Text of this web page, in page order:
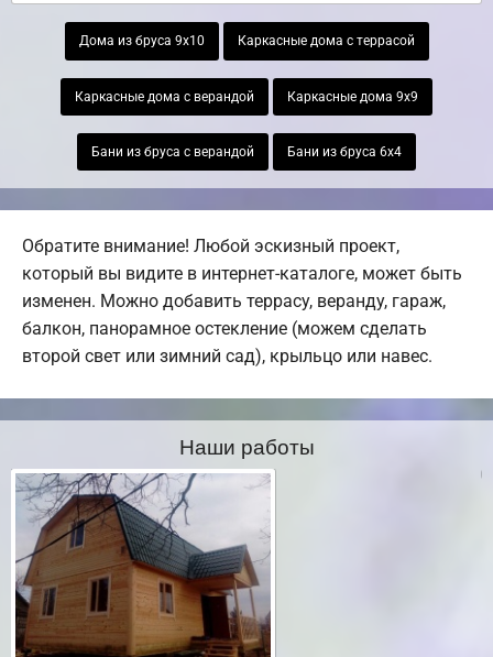
Дома из бруса 9х10 Каркасные дома с террасой
Каркасные дома с верандой Каркасные дома 9х9
Бани из бруса с верандой Бани из бруса 6х4
Обратите внимание! Любой эскизный проект,
который вы видите в интернет-каталоге, может быть
изменен. Можно добавить террасу, веранду, гараж,
балкон, панорамное остекление (можем сделать
второй свет или зимний сад), крыльцо или навес.
Наши работы